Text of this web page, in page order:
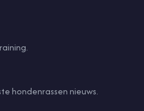
hondenrassen nieuws.